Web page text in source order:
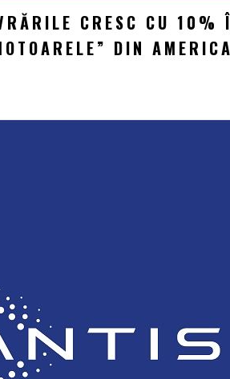
CRESC CU 10%
DIN